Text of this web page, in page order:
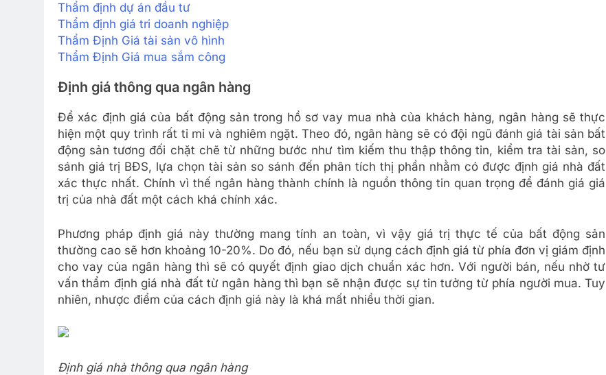
Thẩm định dự án đầu tư
Thẩm định giá tri doanh nghiệp
Thẩm Định Giá tài sản vô hình
Thẩm Định Giá mua sắm công
Định giá thông qua ngân hàng
Để xác định giá của bất động sản trong hồ sơ vay mua nhà của khách hàng, ngân hàng sẽ thực
hiện một quy trình rất tỉ mỉ và nghiêm ngặt. Theo đó, ngân hàng sẽ có đội ngũ đánh giá tài sản bất
động sản tương đối chặt chẽ từ những bước như tìm kiếm thu thập thông tin, kiểm tra tài sản, so
sánh giá trị BĐS, lựa chọn tài sản so sánh đến phân tích thị phần nhằm có được định giá nhà đất
xác thực nhất. Chính vì thế ngân hàng thành chính là nguồn thông tin quan trọng để đánh giá giá
trị của nhà đất một cách khá chính xác.
Phương pháp định giá này thường mang tính an toàn, vì vậy giá trị thực tế của bất động sản
thường cao sẽ hơn khoảng 10-20%. Do đó, nếu bạn sử dụng cách định giá từ phía đơn vị giám định
cho vay của ngân hàng thì sẽ có quyết định giao dịch chuẩn xác hơn. Với người bán, nếu nhờ tư
vấn thẩm định giá nhà đất từ ngân hàng thì bạn sẽ nhận được sự tin tưởng từ phía người mua. Tuy
nhiên, nhược điểm của cách định giá này là khá mất nhiều thời gian.
Định giá nhà thông qua ngân hàng